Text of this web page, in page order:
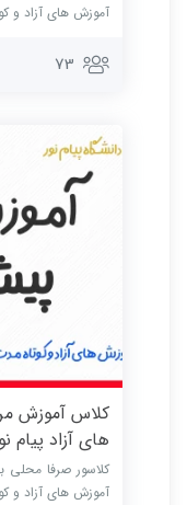
آموزش های آزاد و
73
کلاس آموزش
های آزاد پیام
کلاسور صرفا محلی
آموزش های آزاد و